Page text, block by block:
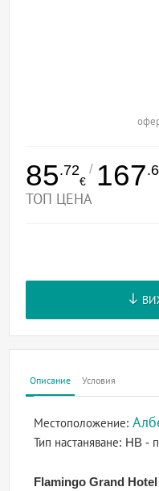
85.72
€
/ 167
ТОП ЦЕНА
Описание Условия
Местоположение:
Тип настаняване: HB -
Flamingo Grand